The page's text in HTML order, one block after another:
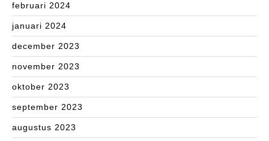
februari 2024
januari 2024
december 2023
november 2023
oktober 2023
september 2023
augustus 2023